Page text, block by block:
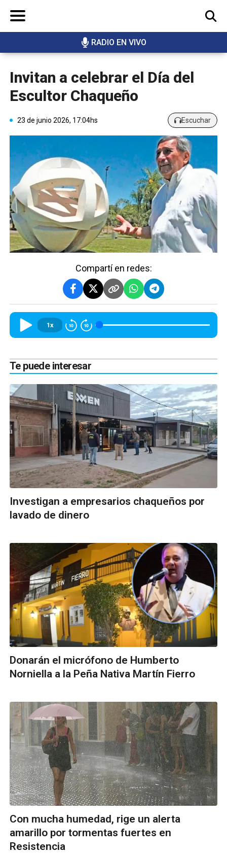
RADIO EN VIVO
BUSCAR
Invitan a celebrar el Día del
Escultor Chaqueño
23 de junio 2026, 17:04hs Escuchar
Compartí en redes:
1x
Te puede interesar
Investigan a empresarios chaqueños por
lavado de dinero
Donarán el micrófono de Humberto
Norniella a la Peña Nativa Martín Fierro
Con mucha humedad, rige un alerta
amarillo por tormentas fuertes en
Resistencia